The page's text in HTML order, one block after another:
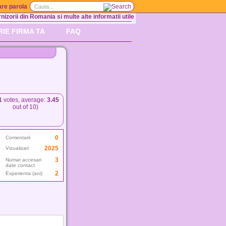
parola
din Romania si multe alte informatii utile
FIRMA TA FAQ
votes, average: 3.45
out of 10)
Comentarii 0
Vizualizari 2025
Numar accesari
date contact
3
Experienta (ani) 2